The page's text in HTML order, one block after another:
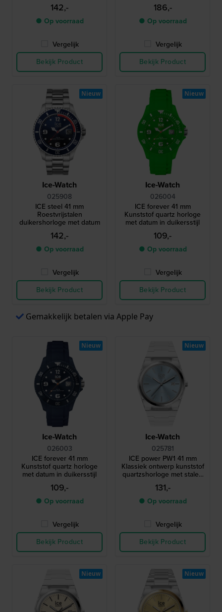
142,-
● Op voorraad
Vergelijk
Bekijk Product
186,-
● Op voorraad
Vergelijk
Bekijk Product
Ice-Watch
025908
ICE steel 41 mm
Roestvrijstalen
duikershorloge met datum
142,-
● Op voorraad
Vergelijk
Bekijk Product
Nieuw
Ice-Watch
026004
ICE forever 41 mm
Kunststof quartz horloge
met datum in duikersstijl
109,-
● Op voorraad
Vergelijk
Bekijk Product
Nieuw
Gemakkelijk betalen via Apple Pay
Ice-Watch
026003
ICE forever 41 mm
Kunststof quartz horloge
met datum in duikersstijl
109,-
● Op voorraad
Vergelijk
Bekijk Product
Nieuw
Ice-Watch
025781
ICE power PW1 41 mm
Klassiek ontwerp kunststof
quartzshorloge met stalen
lunette en saffierglas
131,-
● Op voorraad
Vergelijk
Bekijk Product
Nieuw
Nieuw Nieuw